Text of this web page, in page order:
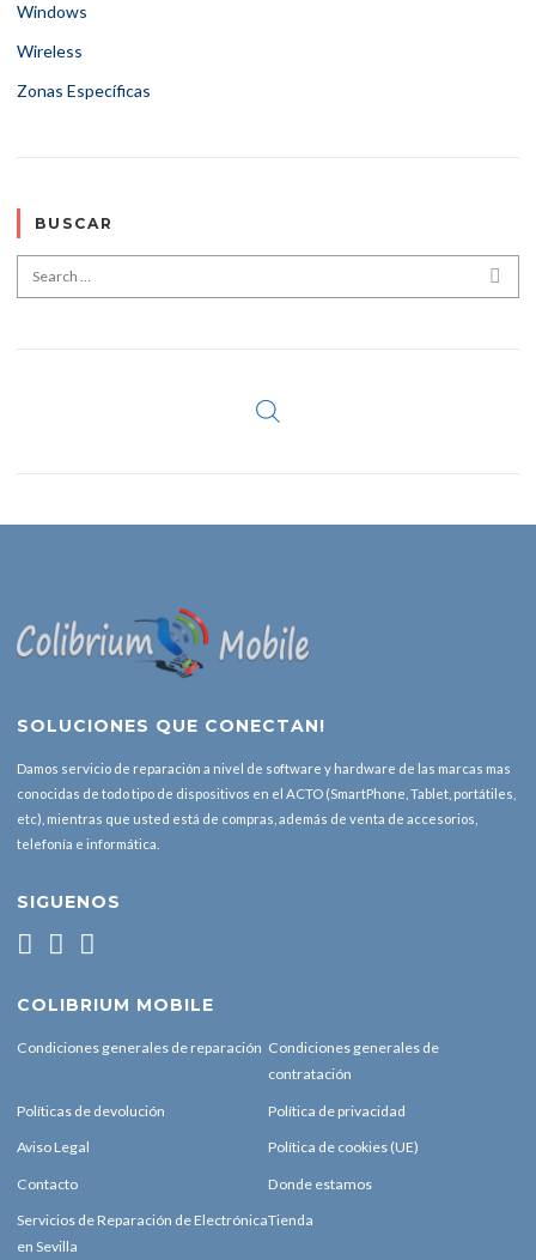
Windows
Wireless
Zonas Específicas
BUSCAR
Search for:
SOLUCIONES QUE CONECTAN!
Damos servicio de reparación a nivel de software y hardware de las marcas mas
conocidas de todo tipo de dispositivos en el ACTO (SmartPhone, Tablet, portátiles,
etc), mientras que usted está de compras, además de venta de accesorios,
telefonía e informática.
SIGUENOS
COLIBRIUM MOBILE
Condiciones generales de reparación Condiciones generales de
contratación
Políticas de devolución Política de privacidad
Aviso Legal Política de cookies (UE)
Contacto Donde estamos
Servicios de Reparación de Electrónica
en Sevilla
Tienda